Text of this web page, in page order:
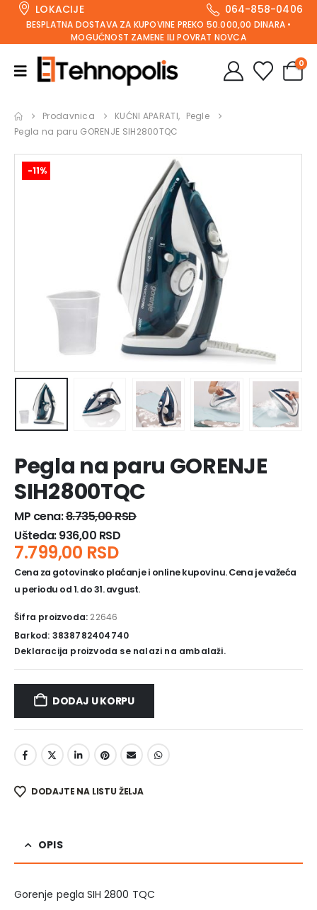
LOKACIJE 064-858-0406
BESPLATNA DOSTAVA ZA KUPOVINE PREKO 50.000,00 DINARA •
MOGUĆNOST ZAMENE ILI POVRAT NOVCA
0
Prodavnica KUĆNI APARATI, Pegle
Pegla na paru GORENJE SIH2800TQC
-11%
Pegla na paru GORENJE
SIH2800TQC
MP cena:8.735,00RSD
Ušteda:936,00 RSD
7.799,00 RSD
Cena za gotovinsko plaćanje i online kupovinu. Cena je važeća
u periodu od 1. do 31. avgust.
Šifra proizvoda: 22646
Barkod: 3838782404740
Deklaracija proizvoda se nalazi na ambalaži.
DODAJ U KORPU
DODAJTE NA LISTU ŽELJA
OPIS
Gorenje pegla SIH 2800 TQC